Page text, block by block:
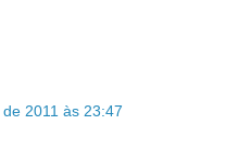
2011 às 23:47